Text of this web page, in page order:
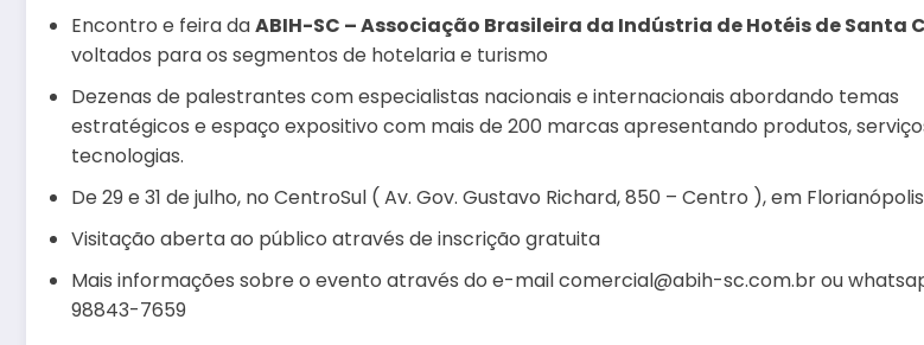
Encontro e feira daABIH-SC – Associação Brasileira da Indústria de Hotéis de Santa
voltados para os segmentos de hotelaria e turismo
Dezenas de palestrantes com especialistas nacionais e internacionais abordando temas
estratégicos e espaço expositivo com mais de 200 marcas apresentando produtos,
tecnologias.
De 29 e 31 de julho, no CentroSul ( Av. Gov. Gustavo Richard, 850 – Centro ), em
Visitação aberta ao público através de inscrição gratuita
Mais informações sobre o evento através do e-mail comercial@abih-sc.com.br ou
98843-7659